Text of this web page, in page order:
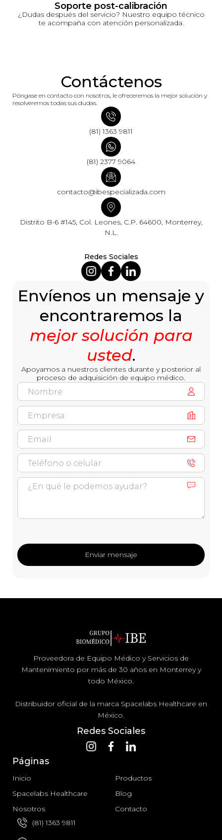
Soporte post-calibración
¿Dudas después del servicio? Nuestro equipo técnico
te acompaña con atención personalizada.
Contáctenos
Póngase en contacto con nosotros, le ofreceremos la mejor solución y
resolveremos todas sus dudas.
(81) 1363 9811
(81) 2377 9064
contacto@ibespecializada.com
Distrito B-6 #145, Col. Leones, C.P. 64600, Monterrey,
N.L.
Redes Sociales
Envíenos un mensaje y
encontraremos la
mejor solución para
usted.
Apoyamos a nuestros clientes durante y posterior al
proceso de adquisición de equipo médico.
Proveedora de Equipo Médico y Servicios de
Mantenimiento por más de 30 años en Monterrey y
todo México.
Distribuidor oficial de la marca Spacelabs Healthcare en
México.
Redes Sociales
Páginas
Inicio
Productos
Spacelabs Healthcare
Blog
Nosotros
Contacto
(81) 1363 9811